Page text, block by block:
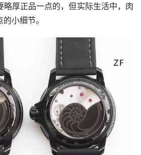
略厚正品一点的，但实际生活中，肉
小细节。